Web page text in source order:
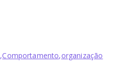
,Comportamento,organização